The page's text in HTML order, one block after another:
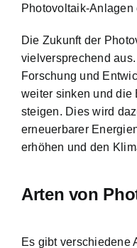
Photovoltaik-Anlagen
Die Zukunft der
vielversprechend
Forschung und
weiter sinken und die
steigen. Dies wird
erneuerbarer
erhöhen und den
Arten von
Es gibt verschiedene